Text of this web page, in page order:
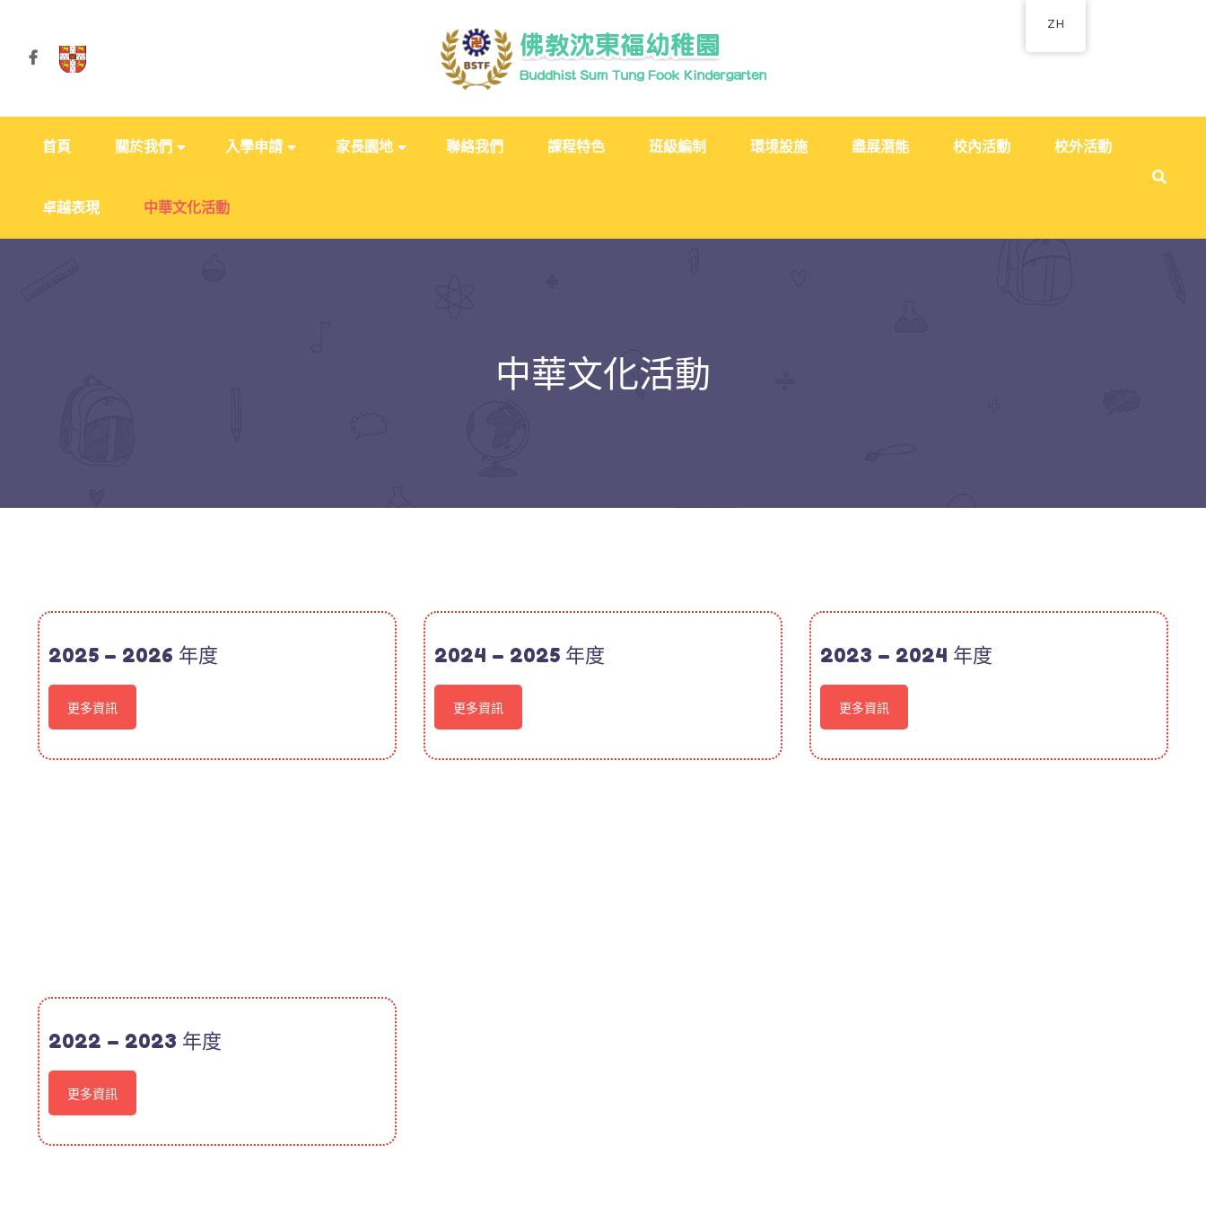
首頁 關於我們 入學申請 家長園地 聯絡我們 課程特色 班級編制 環境設施 盡展潛能 校內活動 校外活動
卓越表現 中華文化活動
中華文化活動
2025 – 2026 年度
更多資訊
2024 – 2025 年度
更多資訊
2023 – 2024 年度
更多資訊
2022 – 2023 年度
更多資訊
ZH